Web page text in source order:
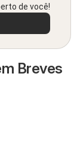
de você!
Breves